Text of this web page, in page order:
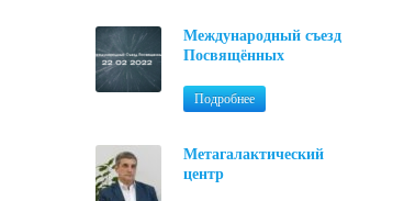
Международный съезд
Посвящённых
Подробнее
Метагалактический
центр